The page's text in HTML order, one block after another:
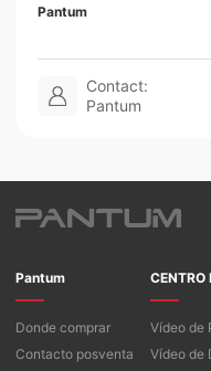
Pantum
Contact:
Pantum
Pantum
Donde comprar
Contacto posventa
CENTRO
Vídeo de
Vídeo de